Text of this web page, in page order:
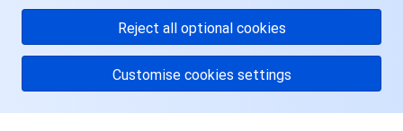
Reject all optional cookies
Customise cookies settings